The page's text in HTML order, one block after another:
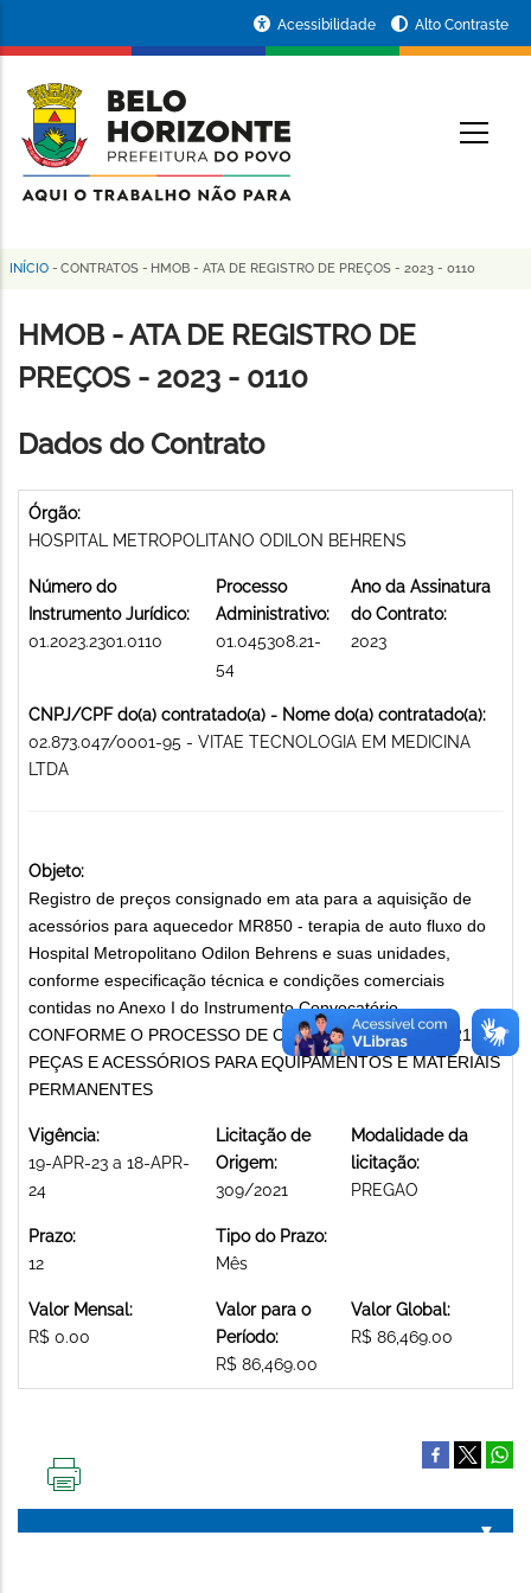
conteúdo
principal
da
Prefeitura
de
Horizonte
Acessibilidade Alto Contraste
Trilha
de
navegação
INÍCIO - CONTRATOS - HMOB - ATA DE REGISTRO DE PREÇOS - 2023 - 0110
HMOB - ATA DE REGISTRO DE
PREÇOS - 2023 - 0110
Dados do Contrato
Órgão:
HOSPITAL METROPOLITANO ODILON BEHRENS
Número do
Instrumento Jurídico:
01.2023.2301.0110
Processo
Administrativo:
01.045308.21-
54
Ano da Assinatura
do Contrato:
2023
CNPJ/CPF do(a) contratado(a) - Nome do(a) contratado(a):
02.873.047/0001-95 - VITAE TECNOLOGIA EM MEDICINA
LTDA
Objeto:
Registro de preços consignado em ata para a aquisição de
acessórios para aquecedor MR850 - terapia de auto fluxo do
Hospital Metropolitano Odilon Behrens e suas unidades,
conforme especificação técnica e condições comerciais
contidas no Anexo I do Instrumento Convocatório.,
CONFORME O PROCESSO DE CMPRA DE Nº 03-90/2021
PEÇAS E ACESSÓRIOS PARA EQUIPAMENTOS E MATERIAIS
PERMANENTES
Vigência:
19-APR-23 a 18-APR-
24
Licitação de
Origem:
309/2021
Modalidade da
licitação:
PREGAO
Prazo:
12
Tipo do Prazo:
Mês
Valor Mensal:
R$ 0.00
Valor para o
Período:
R$ 86,469.00
Valor Global:
R$ 86,469.00
PÁGINA